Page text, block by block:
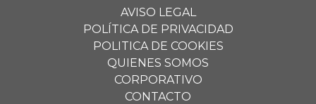
AVISO LEGAL
POLÍTICA DE PRIVACIDAD
POLITICA DE COOKIES
QUIENES SOMOS
CORPORATIVO
CONTACTO